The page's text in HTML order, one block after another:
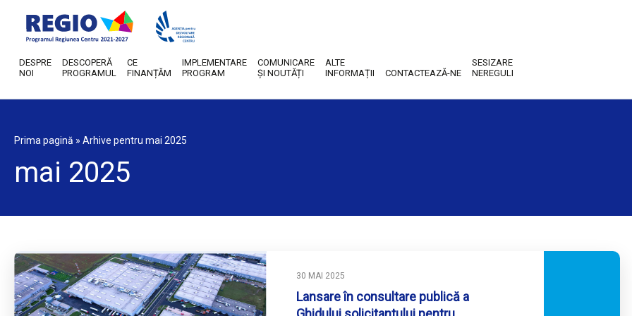
DESPRE
NOI
DESCOPERĂ
PROGRAMUL
CE
FINANȚĂM
IMPLEMENTARE
PROGRAM
COMUNICARE
ȘI NOUTĂȚI
ALTE
INFORMAȚII
CONTACTEAZĂ-NE
SESIZARE
NEREGULI
Prima pagină » Arhive pentru mai 2025
mai 2025
30 MAI 2025
Lansare în consultare publică a